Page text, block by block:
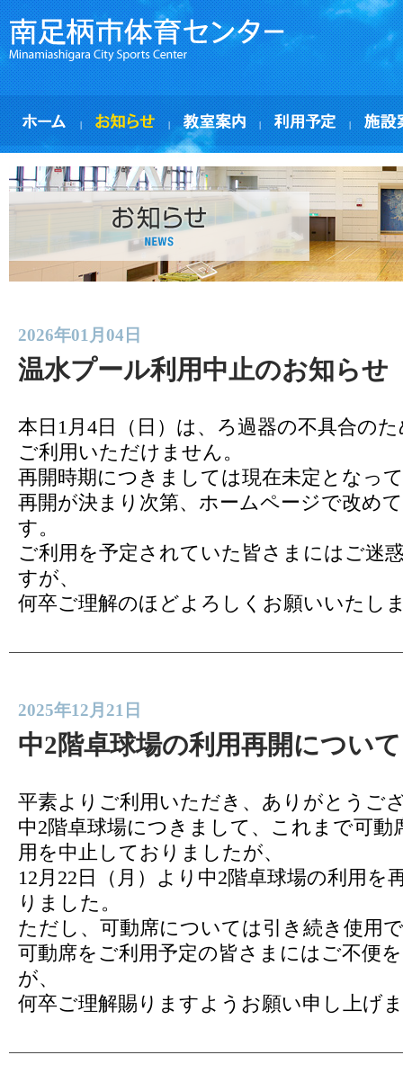
| | | |
2026年01月04日
温水プール利用中止のお知らせ
本日1月4日（日）は、ろ過器の不具合の
ご利用いただけません。
再開時期につきましては現在未定となっ
再開が決まり次第、ホームページで改め
す。
ご利用を予定されていた皆さまにはご迷
すが、
何卒ご理解のほどよろしくお願いいたし
2025年12月21日
中2階卓球場の利用再開について
平素よりご利用いただき、ありがとうご
中2階卓球場につきまして、これまで可動
用を中止しておりましたが、
12月22日（月）より中2階卓球場の利用を
りました。
ただし、可動席については引き続き使用
可動席をご利用予定の皆さまにはご不便
が、
何卒ご理解賜りますようお願い申し上げ